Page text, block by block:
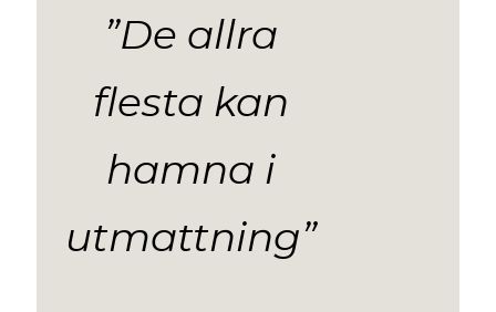
”De allra
flesta kan
hamna i
utmattning”